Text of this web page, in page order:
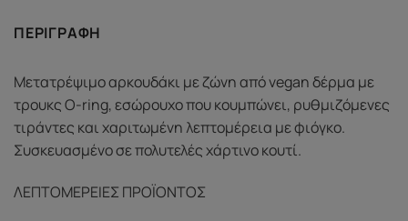
ΠΕΡΙΓΡΑΦΉ
Μετατρέψιμο αρκουδάκι με ζώνη από vegan δέρμα με
τρουκς O-ring, εσώρουχο που κουμπώνει, ρυθμιζόμενες
τιράντες και χαριτωμένη λεπτομέρεια με φιόγκο.
Συσκευασμένο σε πολυτελές χάρτινο κουτί.
ΛΕΠΤΟΜΕΡΕΙΕΣ ΠΡΟΪΟΝΤΟΣ